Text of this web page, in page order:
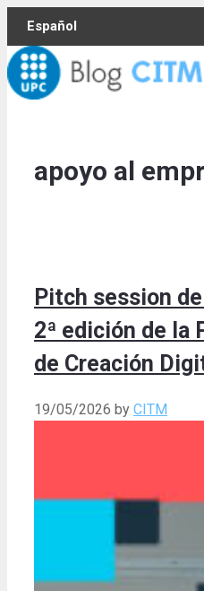
Skip
content
Español
apoyo al
Pitch session
2ª edición de la
de Creación
19/05/2026 by CITM